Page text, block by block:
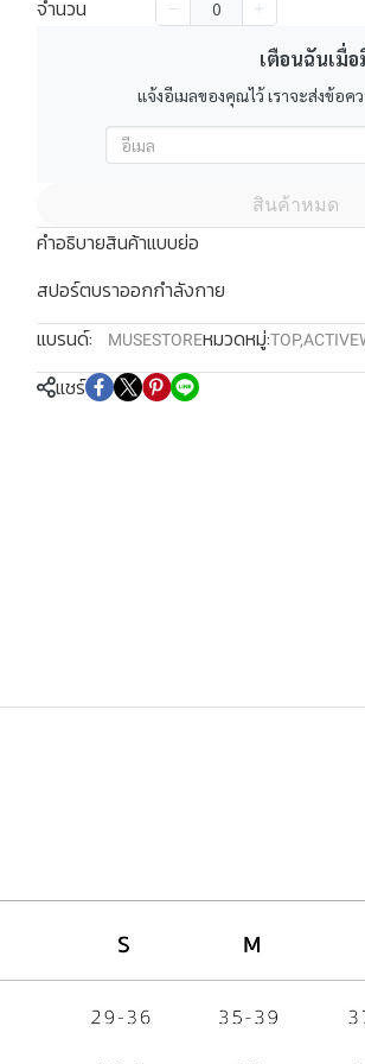
จำนวน
เตือนฉันเมื่
แจ้งอีเมลของคุณไว้ เราจะส่งข้อ
สินค้าหมด
คำอธิบายสินค้าแบบย่อ
สปอร์ตบราออกกำลังกาย
แบรนด์:
MUSESTOREหมวดหมู่:TOP,
แชร์